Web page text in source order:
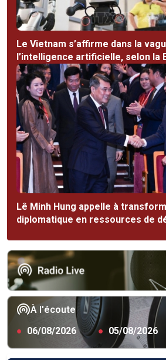
Le Vietnam s’affirme dans la
l’intelligence artificielle, selon la
Lê Minh Hung appelle à
diplomatique en ressources de
À l'écoute
● 06/08/2026 ● 05/08/2026